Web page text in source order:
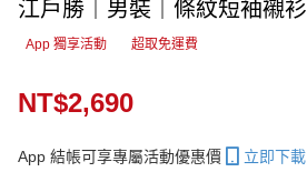
江戶勝｜男裝｜條紋短袖襯衫
App 獨享活動 超取免運費
NT$2,690
App 結帳可享專屬活動優惠價 立即下載